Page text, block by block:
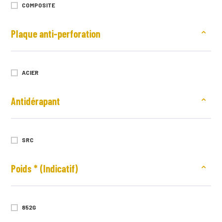
COMPOSITE
Plaque anti-perforation
ACIER
Antidérapant
SRC
Poids * (Indicatif)
852G